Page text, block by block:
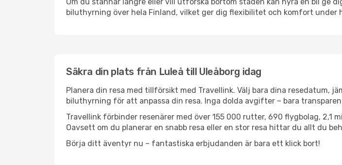
biluthyrning över hela Finland, vilket ger dig flexibilitet och komfort under
Säkra din plats från Luleå till Uleåborg idag
Planera din resa med tillförsikt med Travellink. Välj bara dina resedatum,
biluthyrning för att anpassa din resa. Inga dolda avgifter – bara
Travellink förbinder resenärer med över 155 000 rutter, 690 flygbolag,
Oavsett om du planerar en snabb resa eller en stor resa hittar du allt du
Börja ditt äventyr nu – fantastiska erbjudanden är bara ett klick bort!